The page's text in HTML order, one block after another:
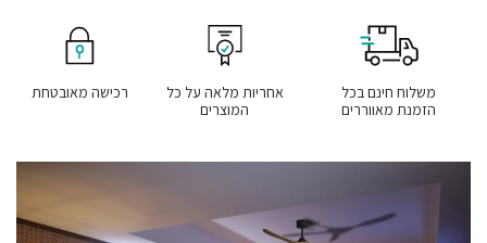
משלוח חינם בכל
הזמנת מאווררים
אחריות מלאה על כל
המוצרים
רכישה מאובטחת